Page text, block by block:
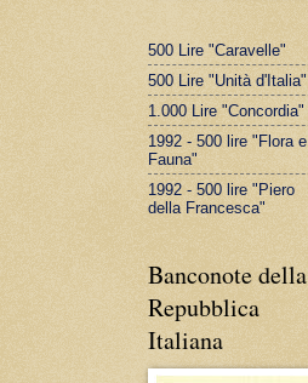
500 Lire "Caravelle"
500 Lire "Unità d'Italia"
1.000 Lire "Concordia"
1992 - 500 lire "Flora e
Fauna"
1992 - 500 lire "Piero
della Francesca"
Banconote della
Repubblica
Italiana